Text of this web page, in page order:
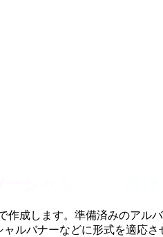
シャルカバー向け
成します。準備済みのアル
ルバナーなどに形式を適応